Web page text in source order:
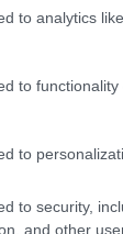
to analytics
to functionality
to
to security,
and other
i commenti